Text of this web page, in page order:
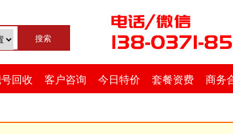
回收 客户咨询 今日特价 套餐资费 商务